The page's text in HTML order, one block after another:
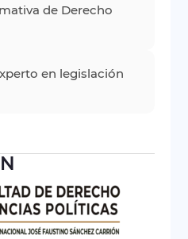
de Derecho
en legislación